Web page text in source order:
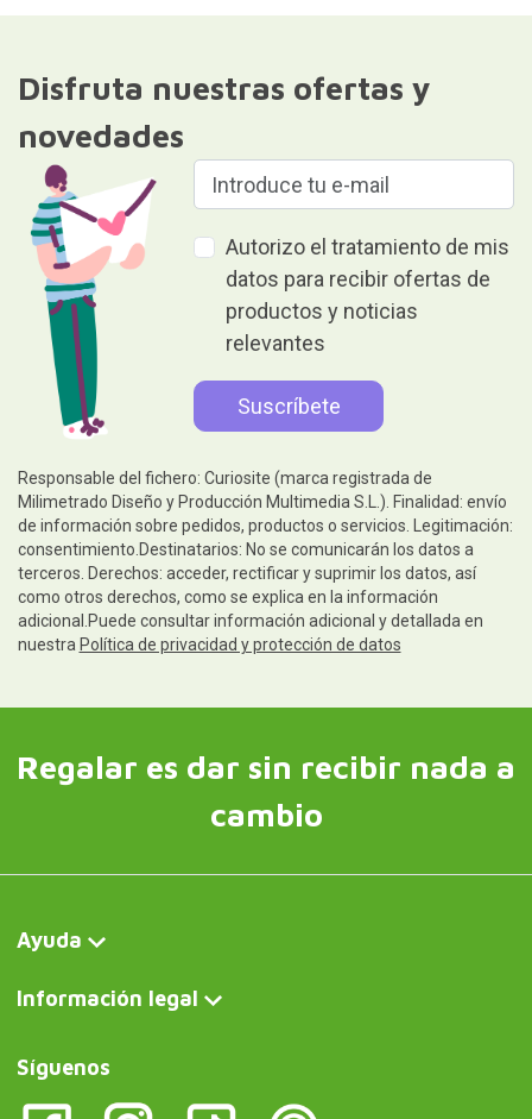
Disfruta nuestras ofertas y
novedades
Autorizo el tratamiento de mis
datos para recibir ofertas de
productos y noticias
relevantes
Responsable del fichero: Curiosite (marca registrada de
Milimetrado Diseño y Producción Multimedia S.L.). Finalidad: envío
de información sobre pedidos, productos o servicios. Legitimación:
consentimiento.Destinatarios: No se comunicarán los datos a
terceros. Derechos: acceder, rectificar y suprimir los datos, así
como otros derechos, como se explica en la información
adicional.Puede consultar información adicional y detallada en
nuestra Política de privacidad y protección de datos
Regalar es dar sin recibir nada a
cambio
Ayuda
Información legal
Síguenos